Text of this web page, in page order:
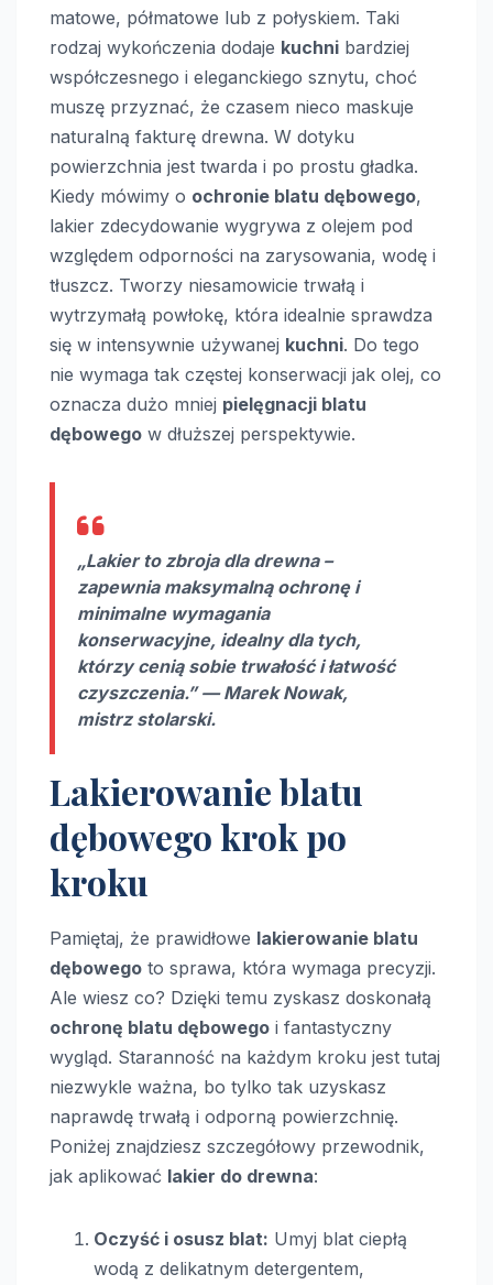
matowe, półmatowe lub z połyskiem. Taki
rodzaj wykończenia dodaje kuchni bardziej
współczesnego i eleganckiego sznytu, choć
muszę przyznać, że czasem nieco maskuje
naturalną fakturę drewna. W dotyku
powierzchnia jest twarda i po prostu gładka.
Kiedy mówimy o ochronie blatu dębowego,
lakier zdecydowanie wygrywa z olejem pod
względem odporności na zarysowania, wodę i
tłuszcz. Tworzy niesamowicie trwałą i
wytrzymałą powłokę, która idealnie sprawdza
się w intensywnie używanej kuchni. Do tego
nie wymaga tak częstej konserwacji jak olej, co
oznacza dużo mniej pielęgnacji blatu
dębowego w dłuższej perspektywie.
„Lakier to zbroja dla drewna –
zapewnia maksymalną ochronę i
minimalne wymagania
konserwacyjne, idealny dla tych,
którzy cenią sobie trwałość i łatwość
czyszczenia.” — Marek Nowak,
mistrz stolarski.
Lakierowanie blatu
dębowego krok po
kroku
Pamiętaj, że prawidłowe lakierowanie blatu
dębowego to sprawa, która wymaga precyzji.
Ale wiesz co? Dzięki temu zyskasz doskonałą
ochronę blatu dębowego i fantastyczny
wygląd. Staranność na każdym kroku jest tutaj
niezwykle ważna, bo tylko tak uzyskasz
naprawdę trwałą i odporną powierzchnię.
Poniżej znajdziesz szczegółowy przewodnik,
jak aplikować lakier do drewna:
Oczyść i osusz blat: Umyj blat ciepłą
wodą z delikatnym detergentem,